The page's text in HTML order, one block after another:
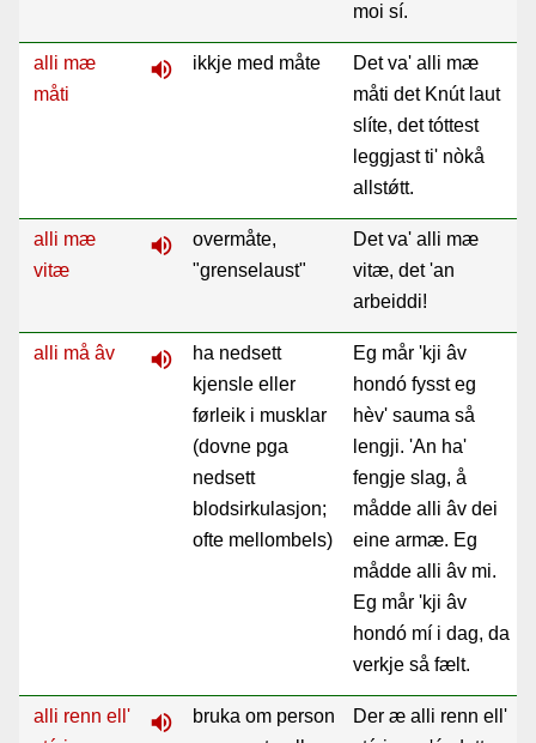
moi sí.
alli mæ
måti
volume_up ikkje med måte
Det va' alli mæ
måti det Knút laut
slíte, det tóttest
leggjast ti' nòkå
allstǿtt.
alli mæ
vitæ
volume_up
overmåte,
"grenselaust"
Det va' alli mæ
vitæ, det 'an
arbeiddi!
alli må âv volume_up
ha nedsett
kjensle eller
førleik i musklar
(dovne pga
nedsett
blodsirkulasjon;
ofte mellombels)
Eg mår 'kji âv
hondó fysst eg
hèv' sauma så
lengji. 'An ha'
fengje slag, å
mådde alli âv dei
eine armæ. Eg
mådde alli âv mi.
Eg mår 'kji âv
hondó mí i dag, da
verkje så fælt.
alli renn ell'
volume_up
bruka om person
Der æ alli renn ell'